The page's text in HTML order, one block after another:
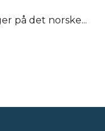
på det norske...